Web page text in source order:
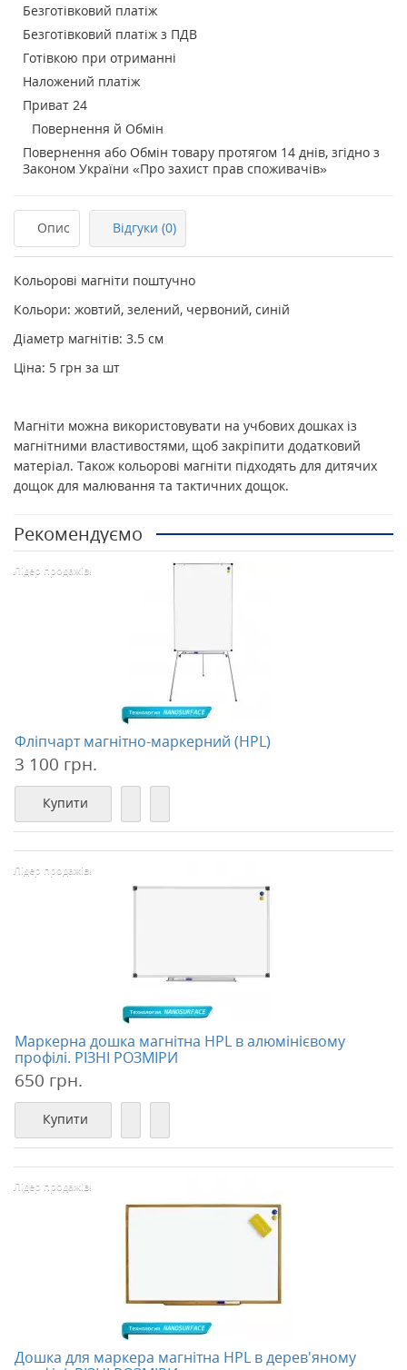
Безготівковий платіж
Безготівковий платіж з ПДВ
Готівкою при отриманні
Наложений платіж
Приват 24
Повернення й Обмін
Повернення або Обмін товару протягом 14 днів, згідно з
Законом України «Про захист прав споживачів»
Опис Відгуки (0)
Кольорові магніти поштучно
Кольори: жовтий, зелений, червоний, синій
Діаметр магнітів: 3.5 см
Ціна: 5 грн за шт
Магніти можна використовувати на учбових дошках із
магнітними властивостями, щоб закріпити додатковий
матеріал. Також кольорові магніти підходять для дитячих
дощок для малювання та тактичних дощок.
Рекомендуємо
Лідер продажів!
Фліпчарт магнітно-маркерний (HPL)
3 100 грн.
Купити
Лідер продажів!
Маркерна дошка магнітна HPL в алюмінієвому
профілі. РІЗНІ РОЗМІРИ
650 грн.
Купити
Лідер продажів!
Дошка для маркера магнітна HPL в дерев'яному